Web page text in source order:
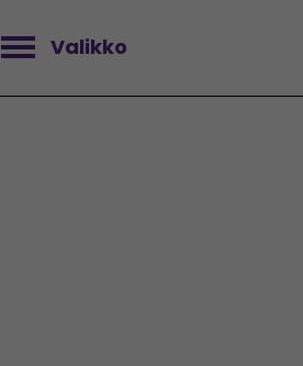
Valikko
Avaa valikko